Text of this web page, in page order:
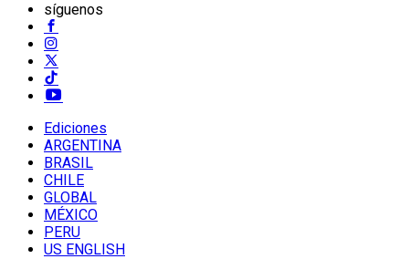
síguenos
Ediciones
ARGENTINA
BRASIL
CHILE
GLOBAL
MÉXICO
PERU
US ENGLISH